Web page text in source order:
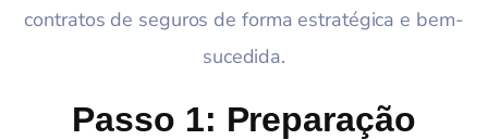
contratos de seguros de forma estratégica e bem-
sucedida.
Passo 1: Preparação